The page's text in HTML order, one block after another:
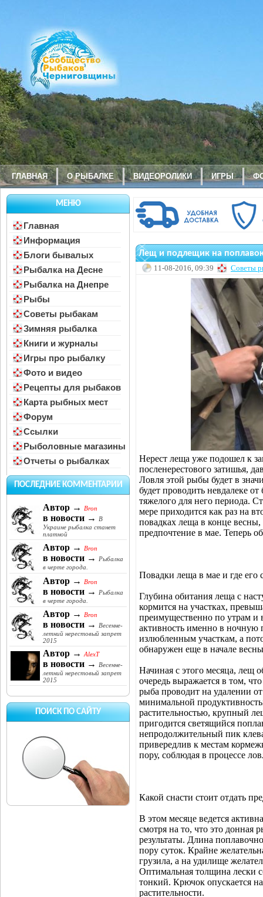
ГЛАВНАЯ О РЫБАЛКЕ ВИДЕОРОЛИКИ ИГРЫ
МЕНЮ
Главная
Информация
Блоги бывалых
Рыбалка на Десне
Рыбалка на Днепре
Рыбы
Советы рыбакам
Зимняя рыбалка
Книги и журналы
Игры про рыбалку
Фото и видео
Рецепты для рыбаков
Карта рыбных мест
Форум
Ссылки
Рыболовные магазины
Отчеты о рыбалках
ПОСЛЕДНИЕ КОММЕНТАРИИ
Автор → Bron
в новости →
В
Украине рыбалка станет
платной
Автор → Bron
в новости →
Рыбалка
в черте города.
Автор → Bron
в новости →
Рыбалка
в черте города.
Автор → Bron
в новости →
Весенне-
летний нерестовый запрет
2015
Автор → AlexT
в новости →
Весенне-
летний нерестовый запрет
2015
ПОИСК ПО САЙТУ
Лещ и подлещик на
11-08-2016, 09:39 Советы
Нерест леща уже подошел к
посленерестового затишья,
Ловля этой рыбы будет в
будет проводить невдалеке
тяжелого для него периода.
мере приходится как раз на
повадках леща в конце весны,
предпочтение в мае. Теперь
Повадки леща в мае и где его
Глубина обитания леща с
кормится на участках,
преимущественно по утрам и
активность именно в ночную
излюбленным участкам, а
обнаружен еще в начале
Начиная с этого месяца, лещ
очередь выражается в том,
рыба проводит на удалении от
минимальной
растительностью, крупный
пригодится светящийся
непродолжительный пик
привередлив к местам
пору, соблюдая в процессе
Какой снасти стоит отдать
В этом месяце ведется
смотря на то, что это донная
результаты. Длина
пору суток. Крайне
грузила, а на удилище
Оптимальная толщина лески
тонкий. Крючок опускается
растительности.